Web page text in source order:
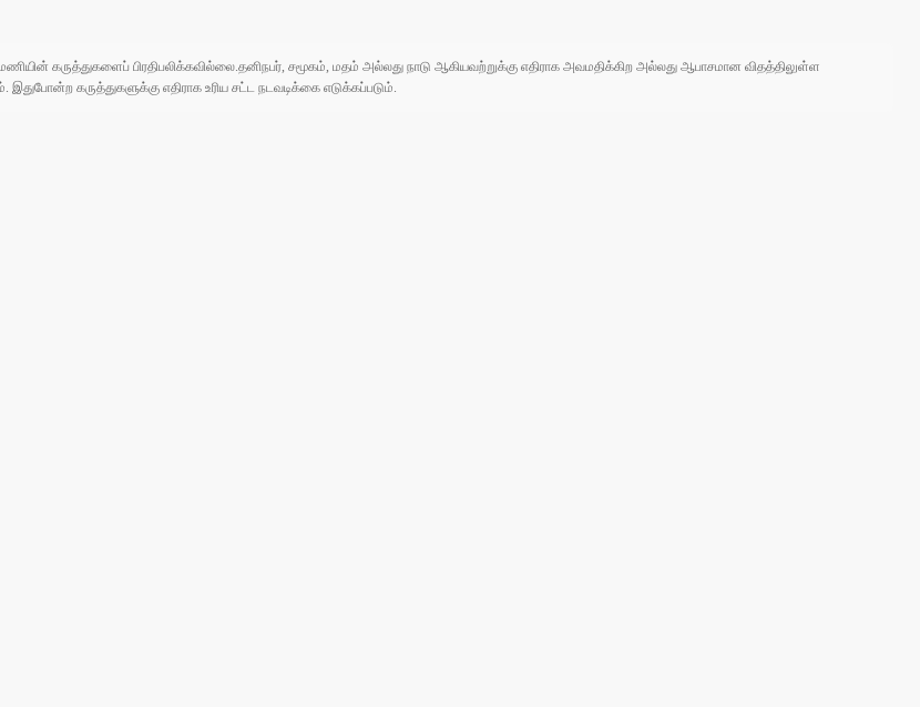
கருத்துகளைப் பிரதிபலிக்கவில்லை.தனிநபர், சமூகம், மதம் அல்லது நாடு ஆகியவற்றுக்கு எதிராக அவமதிக்கிற அல்லது ஆபாசமான விதத்திலுள்ள
கருத்துகளுக்கு எதிராக உரிய சட்ட நடவடிக்கை எடுக்கப்படும்.